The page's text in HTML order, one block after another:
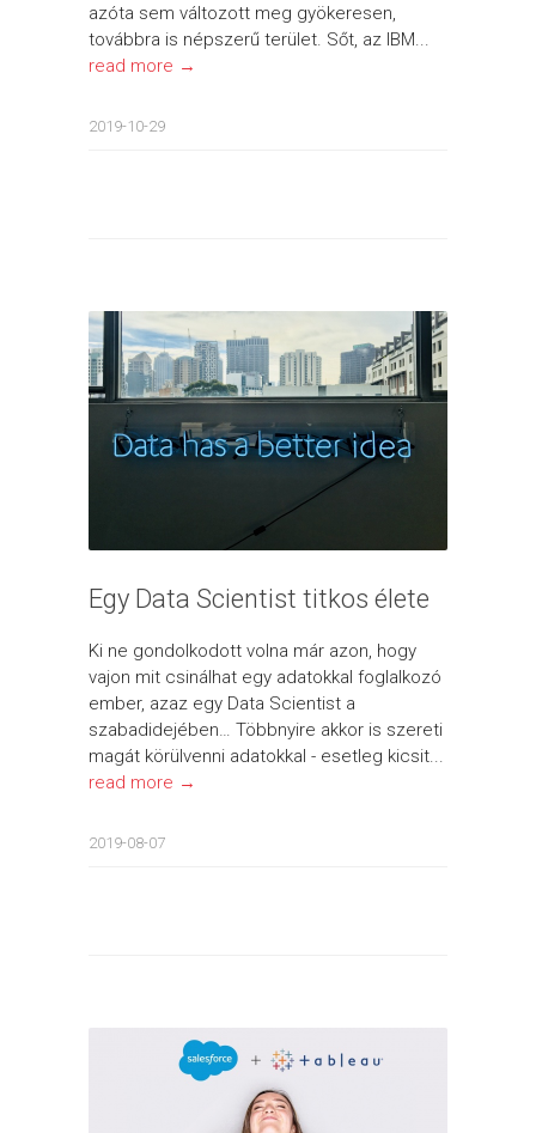
azóta sem változott meg gyökeresen,
továbbra is népszerű terület. Sőt, az IBM...
read more →
2019-10-29
Egy Data Scientist titkos élete
Ki ne gondolkodott volna már azon, hogy
vajon mit csinálhat egy adatokkal foglalkozó
ember, azaz egy Data Scientist a
szabadidejében… Többnyire akkor is szereti
magát körülvenni adatokkal - esetleg kicsit...
read more →
2019-08-07